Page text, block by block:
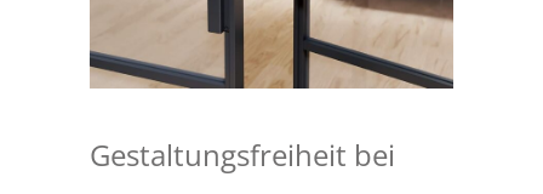
Gestaltungsfreiheit bei